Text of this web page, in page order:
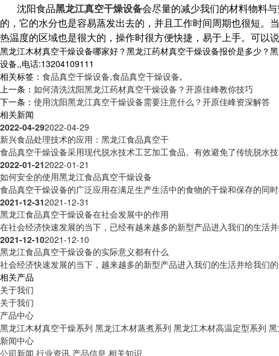
沈阳食品黑龙江真空干燥设备会尽量的减少我们的材料物料
的，它的水分也是容易蒸发出去的，并且工作时间周期也很短
热温度的区域也是很大的，操作时很方便快捷，易于上手。可以
黑龙江木材真空干燥设备哪家好？黑龙江药材真空干燥设备报价是多少？
设备,,电话:13204109111
相关标签： 食品真空干燥设备,食品真空干燥设备,
上一条： 如何清洗沈阳黑龙江药材真空干燥设备？开原佳峰教你技巧
下一条： 使用沈阳黑龙江真空干燥设备需要注意什么？开原佳峰资深解答
相关新闻
2022-04-292022-04-29
新兴食品处理技术的应用：黑龙江食品真空干
食品真空干燥设备采用现代脱水技术工艺加工食品。有效避免了传统脱水
2022-01-212022-01-21
如何安全的使用黑龙江食品真空干燥设备
食品真空干燥设备的广泛应用在满足生产生活中的食物的干燥和保存的同
2021-12-312021-12-31
黑龙江食品真空干燥设备在社会发展中的作用
在社会经济快速发展的当下，已经有越来越多的新型产品进入我们的生活
2021-12-102021-12-10
黑龙江食品真空干燥设备的实际意义都有什么
社会经济快速发展的当下，越来越多的新型产品进入我们的生活并给我们
相关产品
关于我们
关于我们
产品中心
黑龙江木材真空干燥系列 黑龙江木材蒸煮系列 黑龙江木材高温定型系列
新闻中心
公司新闻 行业资讯 产品信息 相关知识